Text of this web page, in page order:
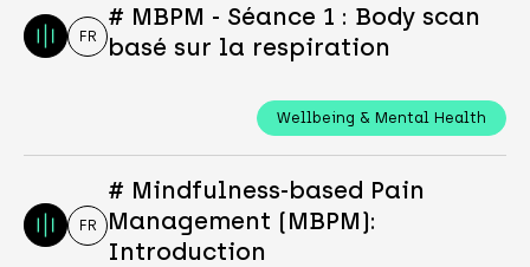
FR
# MBPM - Séance 1 : Body scan
basé sur la respiration
Wellbeing & Mental Health
FR
# Mindfulness-based Pain
Management (MBPM):
Introduction